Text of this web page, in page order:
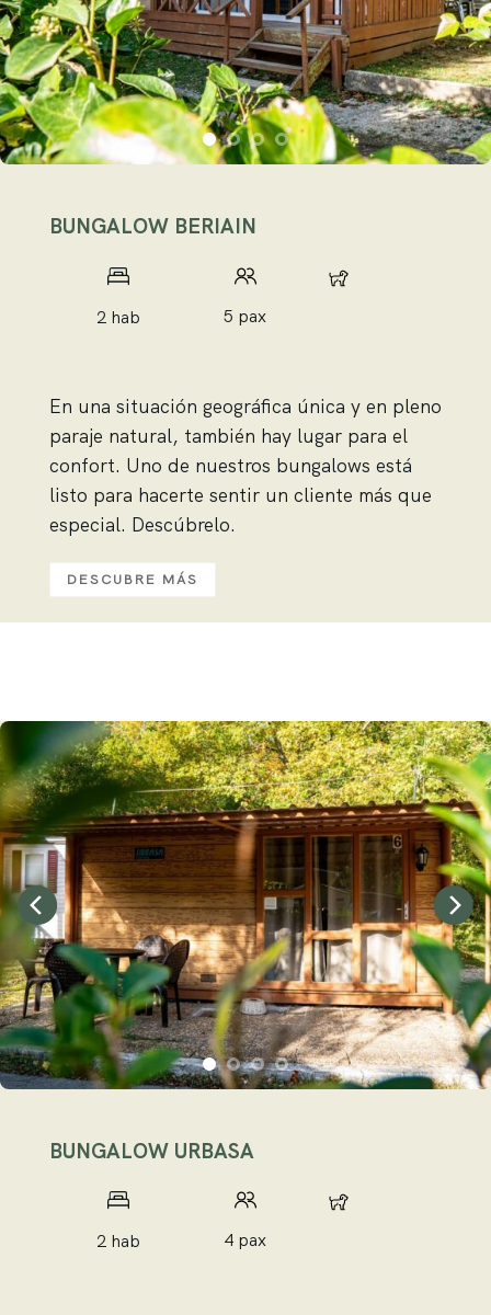
BUNGALOW BERIAIN
2 hab 5 pax
En una situación geográfica única y en pleno
paraje natural, también hay lugar para el
confort. Uno de nuestros bungalows está
listo para hacerte sentir un cliente más que
especial. Descúbrelo.
DESCUBRE MÁS
BUNGALOW URBASA
2 hab 4 pax